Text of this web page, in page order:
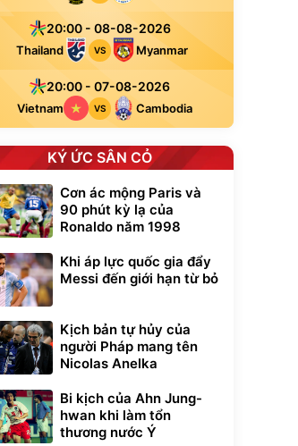
20:00 - 08-08-2026
Thailand VS Myanmar
20:00 - 07-08-2026
Vietnam VS Cambodia
KÝ ỨC SÂN CỎ
Cơn ác mộng Paris và
90 phút kỳ lạ của
Ronaldo năm 1998
Khi áp lực quốc gia đẩy
Messi đến giới hạn từ bỏ
Kịch bản tự hủy của
người Pháp mang tên
Nicolas Anelka
Bi kịch của Ahn Jung-
hwan khi làm tổn
thương nước Ý